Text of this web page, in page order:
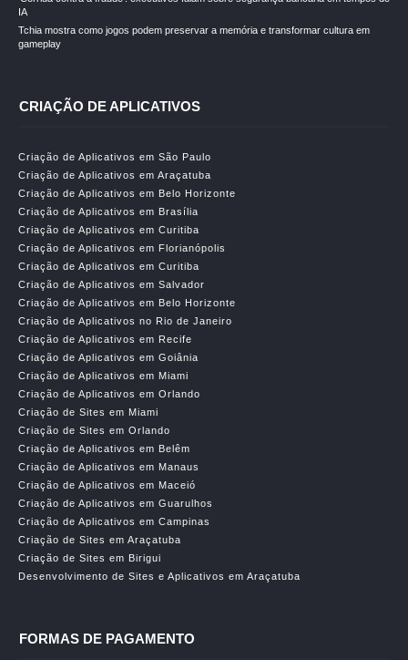
IA
Tchia mostra como jogos podem preservar a memória e transformar cultura em
gameplay
CRIAÇÃO DE APLICATIVOS
Criação de Aplicativos em São Paulo
Criação de Aplicativos em Araçatuba
Criação de Aplicativos em Belo Horizonte
Criação de Aplicativos em Brasília
Criação de Aplicativos em Curitiba
Criação de Aplicativos em Florianópolis
Criação de Aplicativos em Curitiba
Criação de Aplicativos em Salvador
Criação de Aplicativos em Belo Horizonte
Criação de Aplicativos no Rio de Janeiro
Criação de Aplicativos em Recife
Criação de Aplicativos em Goiânia
Criação de Aplicativos em Miami
Criação de Aplicativos em Orlando
Criação de Sites em Miami
Criação de Sites em Orlando
Criação de Aplicativos em Belêm
Criação de Aplicativos em Manaus
Criação de Aplicativos em Maceió
Criação de Aplicativos em Guarulhos
Criação de Aplicativos em Campinas
Criação de Sites em Araçatuba
Criação de Sites em Birigui
Desenvolvimento de Sites e Aplicativos em Araçatuba
FORMAS DE PAGAMENTO